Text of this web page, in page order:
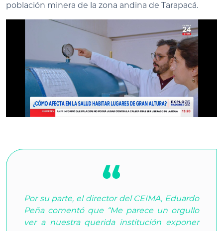
población minera de la zona andina de Tarapacá.
Por su parte, el director del CEIMA, Eduardo
Peña comentó que “Me parece un orgullo
ver a nuestra querida institución exponer